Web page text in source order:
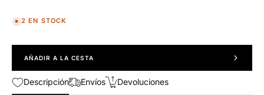
2 EN STOCK
AÑADIR A LA CESTA
Descripción Envíos Devoluciones